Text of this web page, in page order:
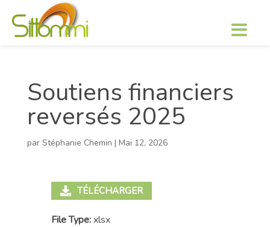
Soutiens financiers
reversés 2025
par Stéphanie Chemin | Mai 12, 2026
TÉLÉCHARGER
File Type:xlsx